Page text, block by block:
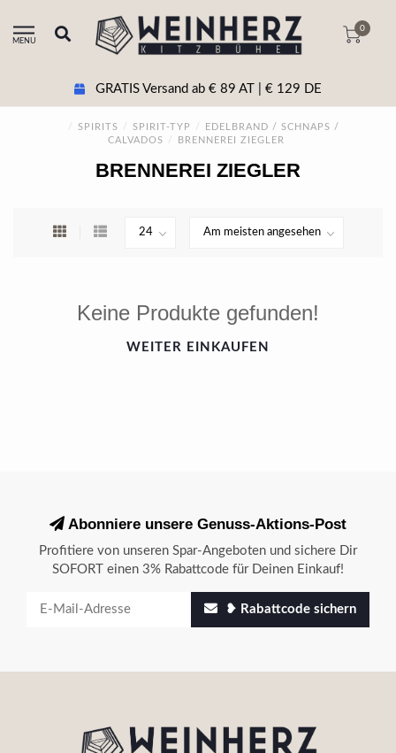
MENU
0
GRATIS Versand ab € 89 AT | € 129 DE
/ SPIRITS / SPIRIT-TYP /
EDELBRAND / SCHNAPS /
CALVADOS
/ BRENNEREI ZIEGLER
BRENNEREI ZIEGLER
Keine Produkte gefunden!
WEITER EINKAUFEN
Abonniere unsere Genuss-Aktions-Post
Profitiere von unseren Spar-Angeboten und sichere Dir
SOFORT einen 3% Rabattcode für Deinen Einkauf!
❥ Rabattcode sichern